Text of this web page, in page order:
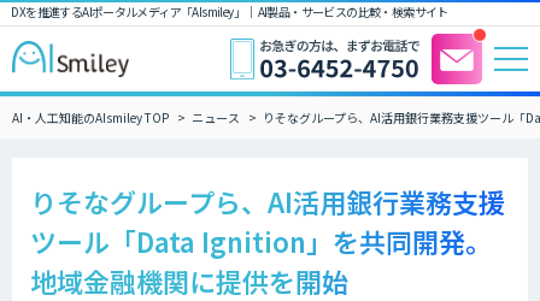
DXを推進するAIポータルメディア「AIsmiley」｜ AI製品・サービスの比較・検索サイト
AI・人工知能のAIsmiley TOP ニュース りそなグループら、AI活用銀行業務支援ツール「
りそなグループら、AI活用銀行業務支援
ツール「Data Ignition」を共同開発。
地域金融機関に提供を開始